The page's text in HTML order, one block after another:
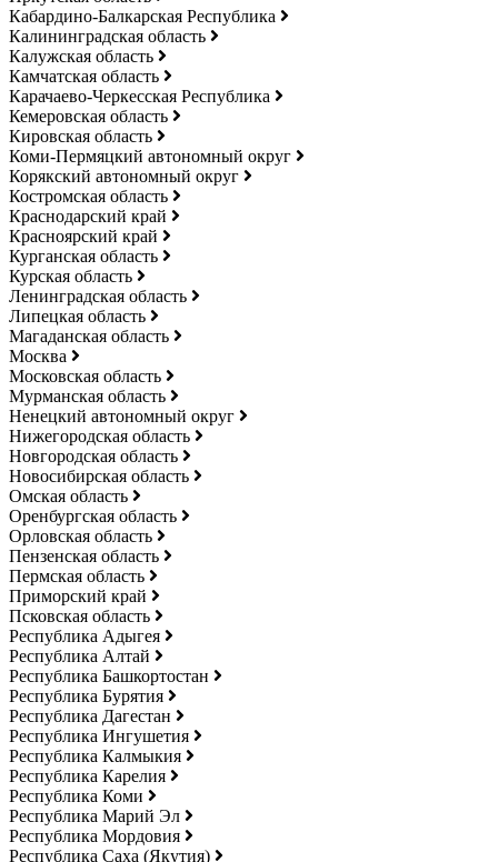
Кабардино-Балкарская Республика
Калининградская область
Калужская область
Камчатская область
Карачаево-Черкесская Республика
Кемеровская область
Кировская область
Коми-Пермяцкий автономный округ
Корякский автономный округ
Костромская область
Краснодарский край
Красноярский край
Курганская область
Курская область
Ленинградская область
Липецкая область
Магаданская область
Москва
Московская область
Мурманская область
Ненецкий автономный округ
Нижегородская область
Новгородская область
Новосибирская область
Омская область
Оренбургская область
Орловская область
Пензенская область
Пермская область
Приморский край
Псковская область
Республика Адыгея
Республика Алтай
Республика Башкортостан
Республика Бурятия
Республика Дагестан
Республика Ингушетия
Республика Калмыкия
Республика Карелия
Республика Коми
Республика Марий Эл
Республика Мордовия
Республика Саха (Якутия)